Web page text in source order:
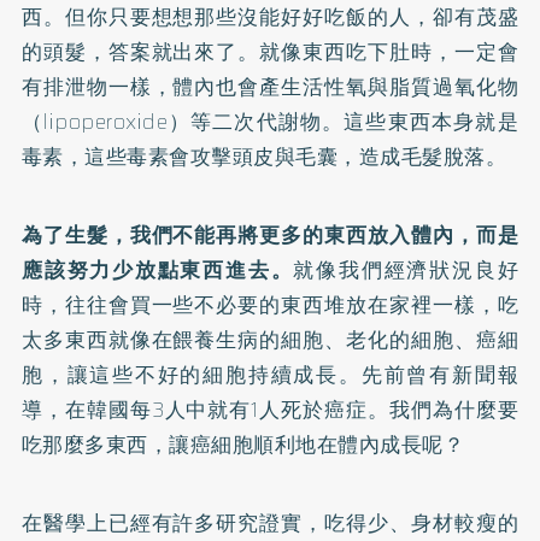
西。但你只要想想那些沒能好好吃飯的人，卻有茂盛
的頭髮，答案就出來了。就像東西吃下肚時，一定會
有排泄物一樣，體內也會產生活性氧與脂質過氧化物
（lipoperoxide）等二次代謝物。這些東西本身就是
毒素，這些毒素會攻擊頭皮與毛囊，造成毛髮脫落。
為了生髮，我們不能再將更多的東西放入體內，而是
應該努力少放點東西進去。就像我們經濟狀況良好
時，往往會買一些不必要的東西堆放在家裡一樣，吃
太多東西就像在餵養生病的細胞、老化的細胞、癌細
胞，讓這些不好的細胞持續成長。先前曾有新聞報
導，在韓國每3人中就有1人死於癌症。我們為什麼要
吃那麼多東西，讓癌細胞順利地在體內成長呢？
在醫學上已經有許多研究證實，吃得少、身材較瘦的